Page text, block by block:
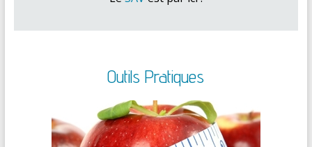
Outils Pratiques